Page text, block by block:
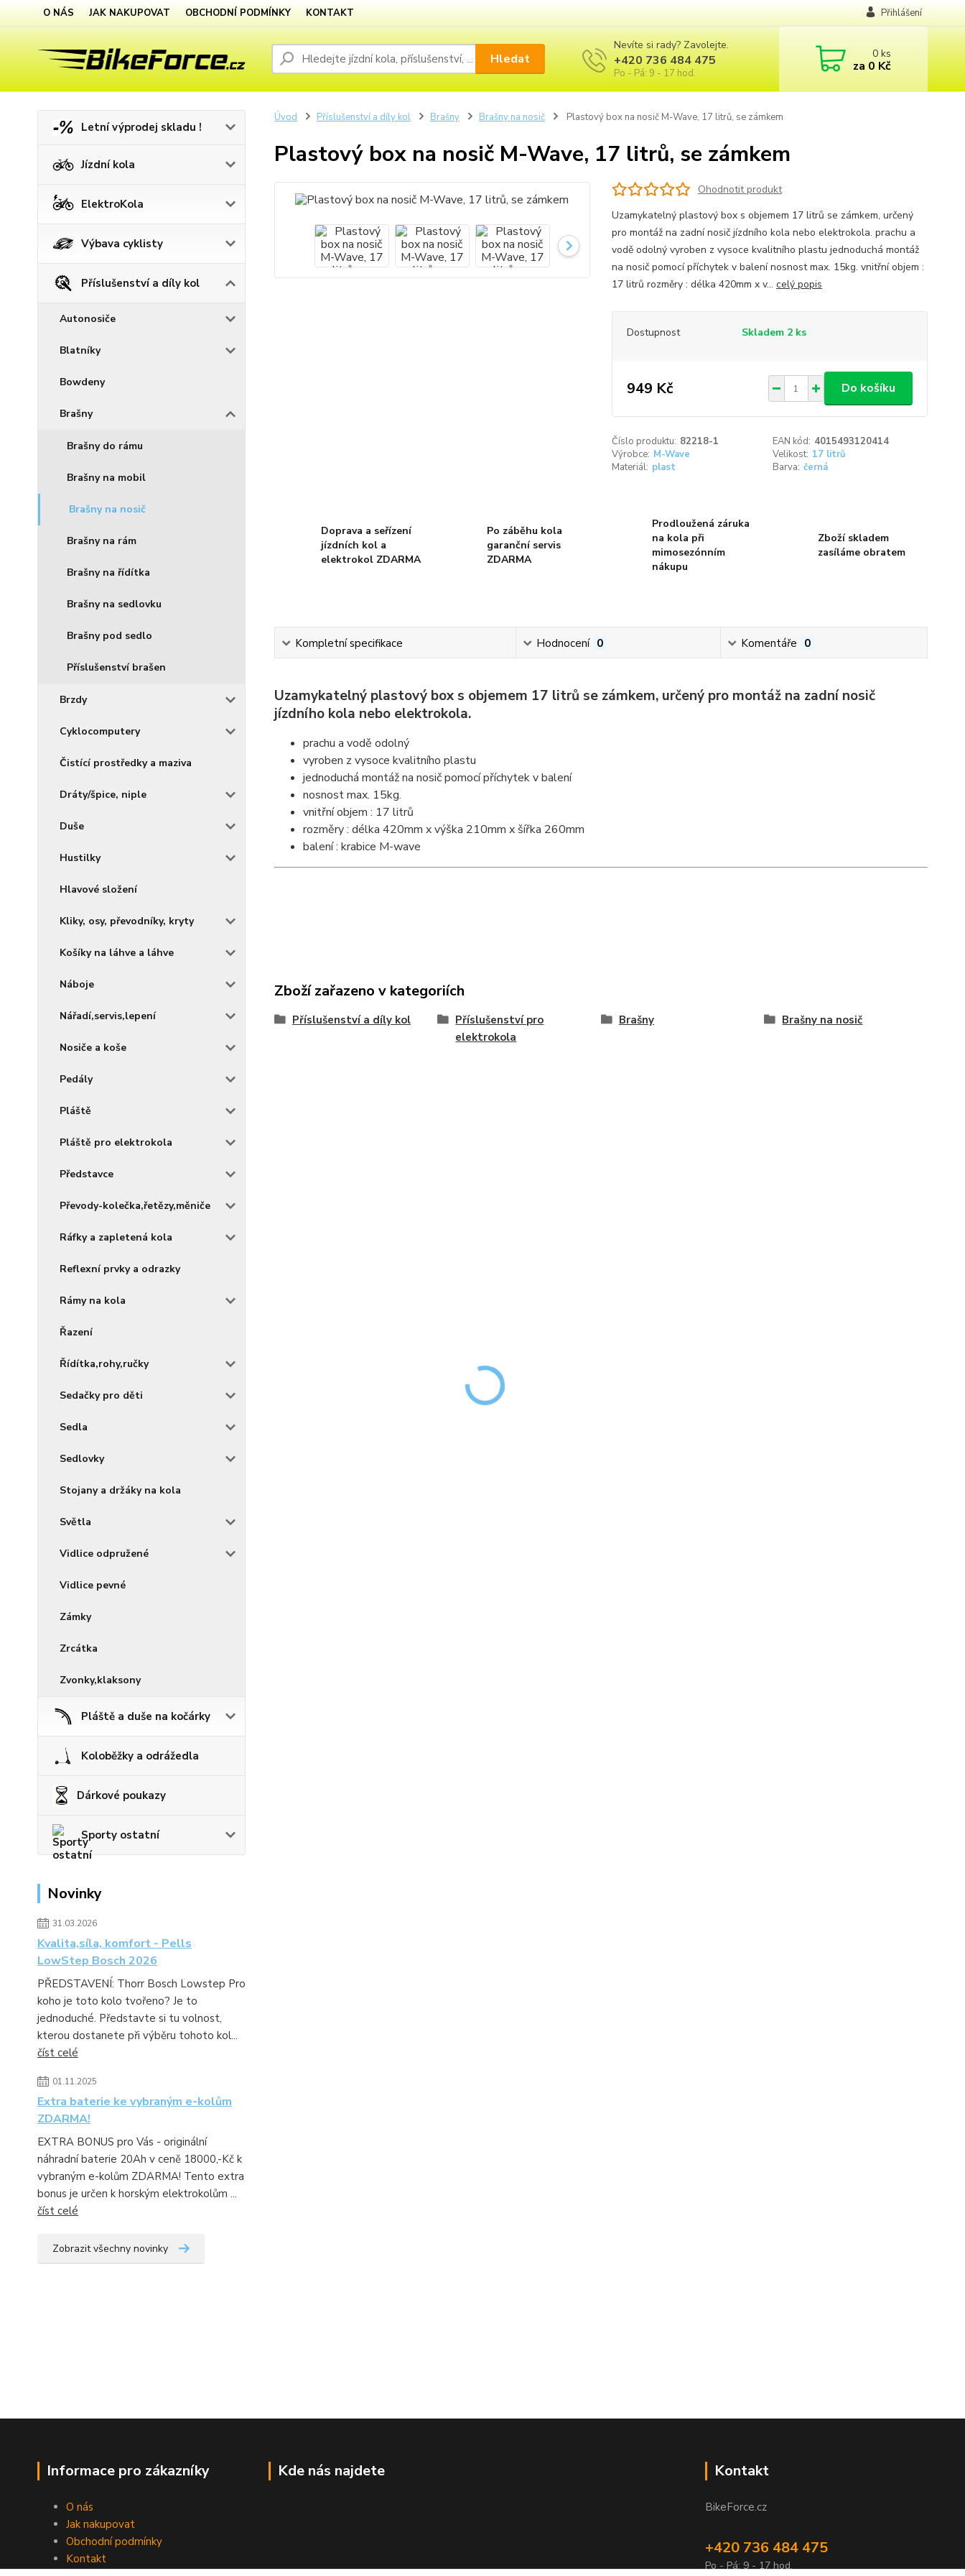
O NÁS JAK NAKUPOVAT OBCHODNÍ PODMÍNKY KONTAKT Přihlášení
Hledat
Nevíte si rady? Zavolejte.
+420 736 484 475
Po - Pá: 9 - 17 hod.
0ks
za 0 Kč
Letní výprodej skladu !
Jízdní kola
ElektroKola
Výbava cyklisty
Příslušenství a díly kol
Autonosiče
Blatníky
Bowdeny
Brašny
Brašny do rámu
Brašny na mobil
Brašny na nosič
Brašny na rám
Brašny na řídítka
Brašny na sedlovku
Brašny pod sedlo
Příslušenství brašen
Brzdy
Cyklocomputery
Čistící prostředky a maziva
Dráty/špice, niple
Duše
Hustilky
Hlavové složení
Kliky, osy, převodníky, kryty
Košíky na láhve a láhve
Náboje
Nářadí,servis,lepení
Nosiče a koše
Pedály
Pláště
Pláště pro elektrokola
Představce
Převody-kolečka,řetězy,měniče
Ráfky a zapletená kola
Reflexní prvky a odrazky
Rámy na kola
Řazení
Řídítka,rohy,ručky
Sedačky pro děti
Sedla
Sedlovky
Stojany a držáky na kola
Světla
Vidlice odpružené
Vidlice pevné
Zámky
Zrcátka
Zvonky,klaksony
Pláště a duše na kočárky
Koloběžky a odrážedla
Dárkové poukazy
Sporty ostatní
Novinky
31.03.2026
Kvalita,síla, komfort - Pells
LowStep Bosch 2026
PŘEDSTAVENÍ: Thorr Bosch Lowstep Pro
koho je toto kolo tvořeno? Je to
jednoduché. Představte si tu volnost,
kterou dostanete při výběru tohoto kol...
číst celé
01.11.2025
Extra baterie ke vybraným e-kolům
ZDARMA!
EXTRA BONUS pro Vás - originální
náhradní baterie 20Ah v ceně 18000,-Kč k
vybraným e-kolům ZDARMA! Tento extra
bonus je určen k horským elektrokolům ...
číst celé
Zobrazit všechny novinky
Úvod Příslušenství a díly kol Brašny Brašny na nosič Plastový box na nosič M-Wave, 17 litrů, se zámkem
Plastový box na nosič M-Wave, 17 litrů, se zámkem
Ohodnotit produkt
Uzamykatelný plastový box s objemem 17 litrů se zámkem, určený
pro montáž na zadní nosič jízdního kola nebo elektrokola. prachu a
vodě odolný vyroben z vysoce kvalitního plastu jednoduchá montáž
na nosič pomocí příchytek v balení nosnost max. 15kg. vnitřní objem :
17 litrů rozměry : délka 420mm x v... celý popis
Dostupnost Skladem 2 ks
949 Kč Do košíku
Číslo produktu: 82218-1 EAN kód: 4015493120414
Výrobce: M-Wave Velikost: 17 litrů
Materiál: plast Barva: černá
Doprava a seřízení
jízdních kol a
elektrokol ZDARMA
Po záběhu kola
garanční servis
ZDARMA
Prodloužená záruka
na kola při
mimosezónním
nákupu
Zboží skladem
zasíláme obratem
Kompletní specifikace Hodnocení 0 Komentáře 0
Uzamykatelný plastový box s objemem 17 litrů se zámkem, určený pro montáž na zadní nosič
jízdního kola nebo elektrokola.
prachu a vodě odolný
vyroben z vysoce kvalitního plastu
jednoduchá montáž na nosič pomocí příchytek v balení
nosnost max. 15kg.
vnitřní objem : 17 litrů
rozměry : délka 420mm x výška 210mm x šířka 260mm
balení : krabice M-wave
Zboží zařazeno v kategoriích
Příslušenství a díly kol
Příslušenství pro
elektrokola
Brašny Brašny na nosič
Informace pro zákazníky
O nás
Jak nakupovat
Obchodní podmínky
Kontakt
Kde nás najdete Kontakt
BikeForce.cz
+420 736 484 475
Po - Pá: 9 - 17 hod.